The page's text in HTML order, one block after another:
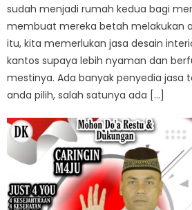
sudah menjadi rumah kedua bagi
membuat mereka betah melakukan
itu, kita memerlukan jasa desain
kantos supaya lebih nyaman dan
mestinya. Ada banyak penyedia jasa
anda pilih, salah satunya ada […]